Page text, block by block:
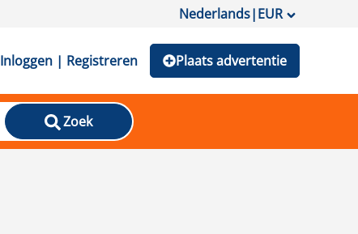
Nederlands|EUR
Inloggen | Registreren Plaats advertentie
Zoek